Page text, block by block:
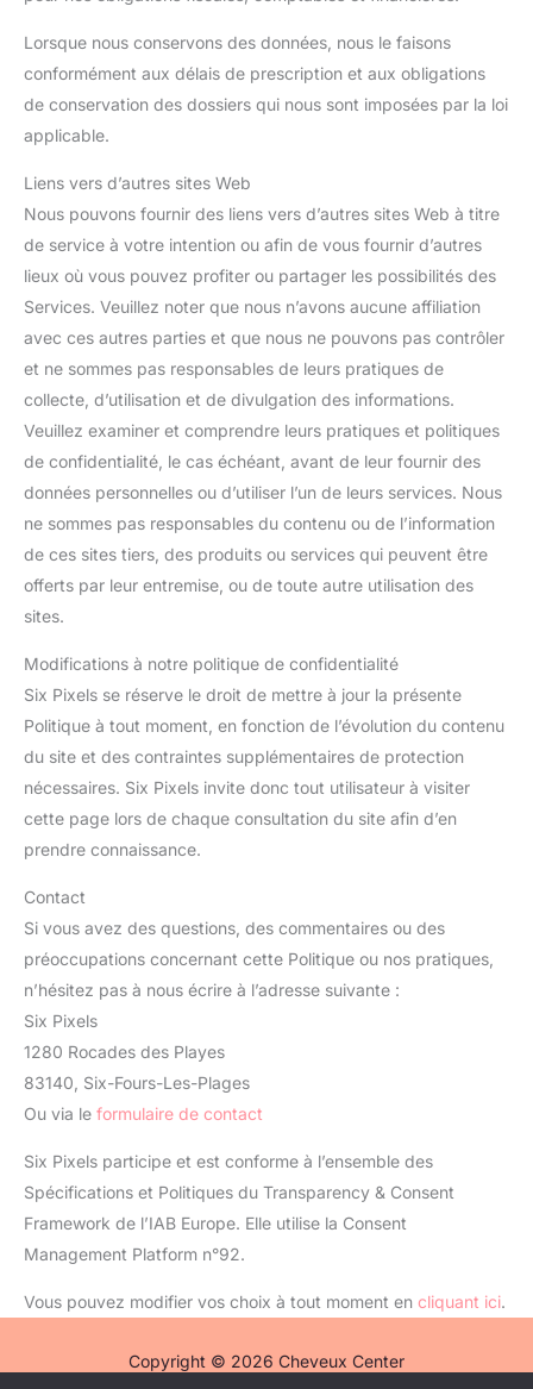
Lorsque nous conservons des données, nous le faisons
conformément aux délais de prescription et aux obligations
de conservation des dossiers qui nous sont imposées par la loi
applicable.
Liens vers d’autres sites Web
Nous pouvons fournir des liens vers d’autres sites Web à titre
de service à votre intention ou afin de vous fournir d’autres
lieux où vous pouvez profiter ou partager les possibilités des
Services. Veuillez noter que nous n’avons aucune affiliation
avec ces autres parties et que nous ne pouvons pas contrôler
et ne sommes pas responsables de leurs pratiques de
collecte, d’utilisation et de divulgation des informations.
Veuillez examiner et comprendre leurs pratiques et politiques
de confidentialité, le cas échéant, avant de leur fournir des
données personnelles ou d’utiliser l’un de leurs services. Nous
ne sommes pas responsables du contenu ou de l’information
de ces sites tiers, des produits ou services qui peuvent être
offerts par leur entremise, ou de toute autre utilisation des
sites.
Modifications à notre politique de confidentialité
Six Pixels se réserve le droit de mettre à jour la présente
Politique à tout moment, en fonction de l’évolution du contenu
du site et des contraintes supplémentaires de protection
nécessaires. Six Pixels invite donc tout utilisateur à visiter
cette page lors de chaque consultation du site afin d’en
prendre connaissance.
Contact
Si vous avez des questions, des commentaires ou des
préoccupations concernant cette Politique ou nos pratiques,
n’hésitez pas à nous écrire à l’adresse suivante :
Six Pixels
1280 Rocades des Playes
83140, Six-Fours-Les-Plages
Ou via le formulaire de contact
Six Pixels participe et est conforme à l’ensemble des
Spécifications et Politiques du Transparency & Consent
Framework de l’IAB Europe. Elle utilise la Consent
Management Platform n°92.
Vous pouvez modifier vos choix à tout moment en cliquant ici.
Copyright © 2026 Cheveux Center